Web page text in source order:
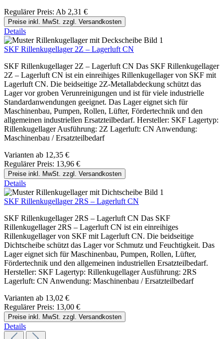
Regulärer Preis: Ab 2,31 €
Preise inkl. MwSt. zzgl. Versandkosten
Details
SKF Rillenkugellager 2Z – Lagerluft CN
SKF Rillenkugellager 2Z – Lagerluft CN Das SKF Rillenkugellager
2Z – Lagerluft CN ist ein einreihiges Rillenkugellager von SKF mit
Lagerluft CN. Die beidseitige 2Z-Metallabdeckung schützt das
Lager vor groben Verunreinigungen und ist für viele industrielle
Standardanwendungen geeignet. Das Lager eignet sich für
Maschinenbau, Pumpen, Rollen, Lüfter, Fördertechnik und den
allgemeinen industriellen Ersatzteilbedarf. Hersteller: SKF Lagertyp:
Rillenkugellager Ausführung: 2Z Lagerluft: CN Anwendung:
Maschinenbau / Ersatzteilbedarf
Varianten ab 12,35 €
Regulärer Preis: 13,96 €
Preise inkl. MwSt. zzgl. Versandkosten
Details
SKF Rillenkugellager 2RS – Lagerluft CN
SKF Rillenkugellager 2RS – Lagerluft CN Das SKF
Rillenkugellager 2RS – Lagerluft CN ist ein einreihiges
Rillenkugellager von SKF mit Lagerluft CN. Die beidseitige
Dichtscheibe schützt das Lager vor Schmutz und Feuchtigkeit. Das
Lager eignet sich für Maschinenbau, Pumpen, Rollen, Lüfter,
Fördertechnik und den allgemeinen industriellen Ersatzteilbedarf.
Hersteller: SKF Lagertyp: Rillenkugellager Ausführung: 2RS
Lagerluft: CN Anwendung: Maschinenbau / Ersatzteilbedarf
Varianten ab 13,02 €
Regulärer Preis: 13,00 €
Preise inkl. MwSt. zzgl. Versandkosten
Details